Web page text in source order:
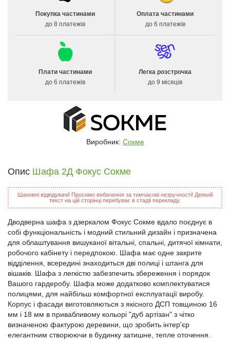
Покупка частинами
до 8 платежів
Оплата частинами
до 6 платежів
Плати частинами
до 6 платежів
Легка розстрочка
до 9 місяців
Виробник: Сокме
Опис Шафа 2Д Фокус Сокме
Шановні відвідувачі! Просимо вибачення за тимчасові незручності! Деякий
текст на цій сторінці перебуває в стадії перекладу.
Дводверна шафа з дзеркалом Фокус Сокме вдало поєднує в
собі функціональність і модний стильний дизайн і призначена
для облаштування вишуканої вітальні, спальні, дитячої кімнати,
робочого кабінету і передпокою. Шафа має одне закрите
відділення, всередині знаходиться дві полиці і штанга для
вішаків. Шафа з легкістю забезпечить збереження і порядок
Вашого гардеробу. Шафа може додатково комплектуватися
полицями, для найбільш комфортної експлуатації виробу.
Корпус і фасади виготовляються з якісного ДСП товщиною 16
мм і 18 мм в привабливому кольорі "дуб артізан" з чітко
визначеною фактурою деревини, що зробить інтер'єр
елегантним створюючи в будинку затишне, тепле оточення.